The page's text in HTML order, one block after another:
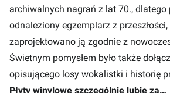
archiwalnych nagrań z lat 70., dlatego
odnaleziony egzemplarz z
zaprojektowano ją zgodnie z
Świetnym pomysłem było także
opisującego losy wokalistki i historię
Płyty winylowe szczególnie lubię za…